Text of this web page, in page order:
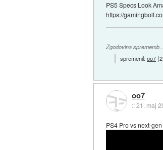
PS5 Specs Look
https://
Zgodovina sprememb…
spremenil:oo7(
oo7
::21. maj
PS4 Pro vs next-